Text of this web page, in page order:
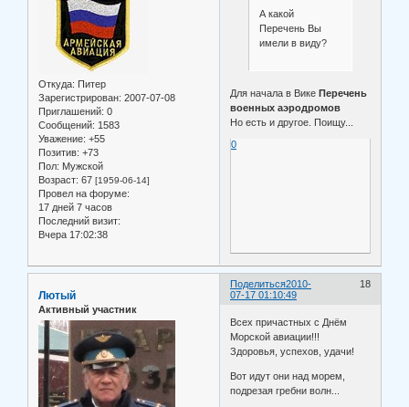
Откуда: Питер
Зарегистрирован: 2007-07-08
Приглашений: 0
Сообщений: 1583
Уважение: +55
Позитив: +73
Пол: Мужской
Возраст: 67 [1959-06-14]
Провел на форуме:
17 дней 7 часов
Последний визит:
Вчера 17:02:38
А какой
Перечень Вы
имели в виду?
Для начала в ВикеПеречень
военных аэродромов
Но есть и другое. Поищу...
0
Поделиться 18
2010-
07-17 01:10:49
Лютый
Активный участник
Всех причастных с Днём
Морской авиации!!!
Здоровья, успехов, удачи!
Вот идут они над морем,
подрезая гребни волн...